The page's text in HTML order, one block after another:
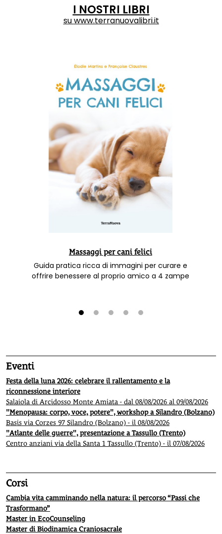
I NOSTRI LIBRI
suwww.terranuovalibri.it
Massaggi per cani felici
Guida pratica ricca di immagini per curare e
offrire benessere al proprio amico a 4 zampe
Eventi
Festa della luna 2026: celebrare il rallentamento e la
riconnessione interiore
Salaiola di Arcidosso Monte Amiata - dal 08/08/2026 al 09/08/2026
"Menopausa: corpo, voce, potere", workshop a Silandro (Bolzano)
Basis via Corzes 97 Silandro (Bolzano) - il 08/08/2026
"Atlante delle guerre", presentazione a Tassullo (Trento)
Centro anziani via della Santa 1 Tassullo (Trento) - il 07/08/2026
Corsi
Cambia vita camminando nella natura: il percorso “Passi che
Trasformano”
Master in EcoCounseling
Master di Biodinamica Craniosacrale